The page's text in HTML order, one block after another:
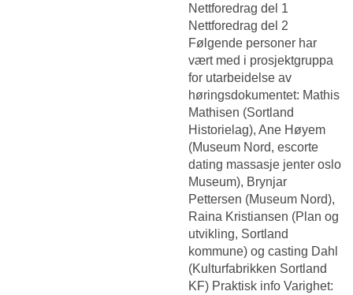
Nettforedrag del 1
Nettforedrag del 2
Følgende personer har
vært med i prosjektgruppa
for utarbeidelse av
høringsdokumentet: Mathis
Mathisen (Sortland
Historielag), Ane Høyem
(Museum Nord, escorte
dating massasje jenter oslo
Museum), Brynjar
Pettersen (Museum Nord),
Raina Kristiansen (Plan og
utvikling, Sortland
kommune) og casting Dahl
(Kulturfabrikken Sortland
KF) Praktisk info Varighet: